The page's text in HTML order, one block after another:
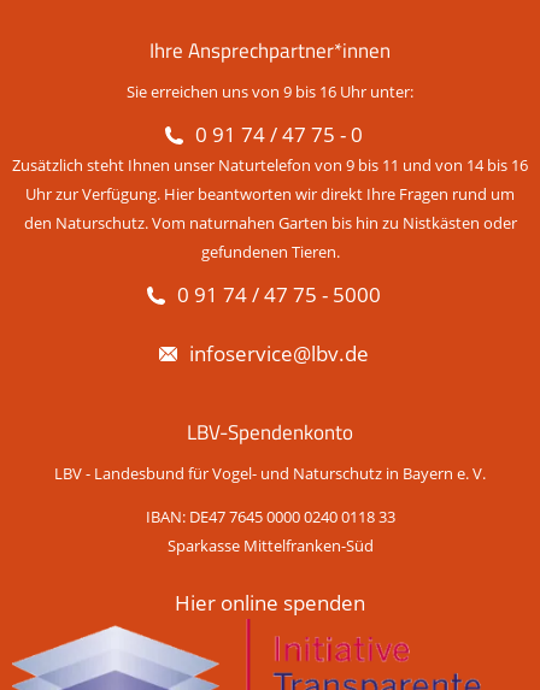
Ihre Ansprechpartner*innen
Sie erreichen uns von 9 bis 16 Uhr unter:
0 91 74 / 47 75 - 0
Zusätzlich steht Ihnen unser Naturtelefon von 9 bis 11 und von 14 bis 16
Uhr zur Verfügung. Hier beantworten wir direkt Ihre Fragen rund um
den Naturschutz. Vom naturnahen Garten bis hin zu Nistkästen oder
gefundenen Tieren.
0 91 74 / 47 75 - 5000
infoservice@lbv.de
LBV-Spendenkonto
LBV - Landesbund für Vogel- und Naturschutz in Bayern e. V.
IBAN: DE47 7645 0000 0240 0118 33
Sparkasse Mittelfranken-Süd
Hier online spenden